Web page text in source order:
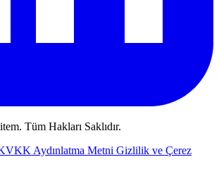
Tüm Hakları Saklıdır.
Aydınlatma Metni Gizlilik ve Çerez